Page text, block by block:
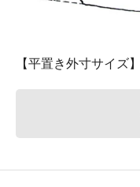
【平置き外寸サイズ